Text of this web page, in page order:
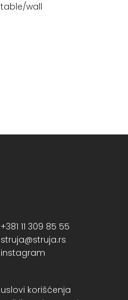
table/wall
+381 11 309 85 55
struja@struja.rs
instagram
uslovi korišćenja